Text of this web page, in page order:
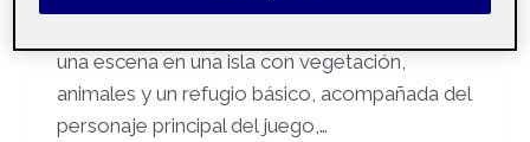
una escena en una isla con vegetación,
animales y un refugio básico, acompañada del
personaje principal del juego,…